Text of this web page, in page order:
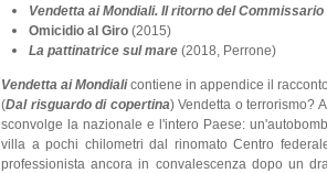
Vendetta ai Mondiali. Il ritorno del
Omicidio al Giro (2015)
La pattinatrice sul mare (2018, Perrone)
Vendetta ai Mondialicontiene in appendice il
(Dal risguardo di copertina) Vendetta o terrorismo?
sconvolge la nazionale e l'intero Paese:
villa a pochi chilometri dal rinomato Centro
professionista ancora in convalescenza dopo un